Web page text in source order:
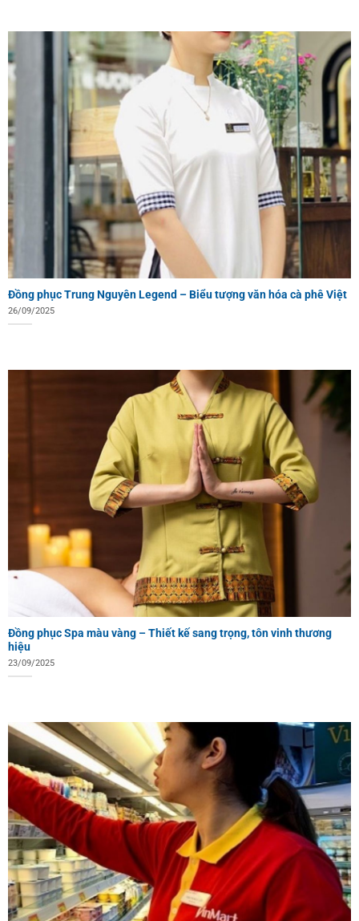
Đồng phục Trung Nguyên Legend – Biểu tượng văn hóa cà phê Việt
26/09/2025
Đồng phục Spa màu vàng – Thiết kế sang trọng, tôn vinh thương
hiệu
23/09/2025